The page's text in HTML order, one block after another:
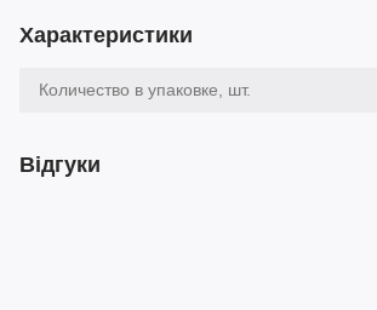
Характеристики
Количество в упаковке, шт.
Відгуки